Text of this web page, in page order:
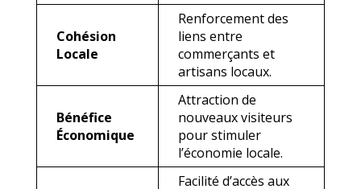
Cohésion
Locale
Renforcement des
liens entre
commerçants et
artisans locaux.
Bénéfice
Économique
Attraction de
nouveaux visiteurs
pour stimuler
l’économie locale.
Facilité d’accès aux